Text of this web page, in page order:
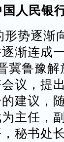
人民银
势逐渐
渐连成
冀鲁豫
议，提
建议，
主任，
秘书处